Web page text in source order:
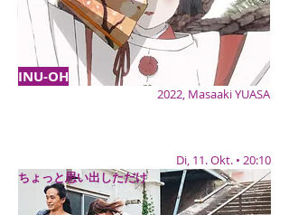
INU-OH
2022, Masaaki YUASA
Di, 11. Okt. • 20:10
ちょっと思い出しただけ